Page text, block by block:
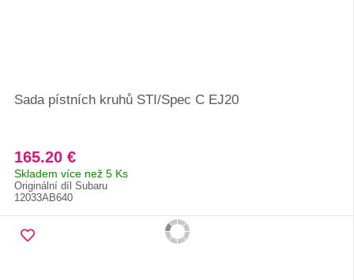
Sada pístních kruhů STI/Spec C EJ20
165.20 €
Skladem více než 5 Ks
Originální díl Subaru
12033AB640